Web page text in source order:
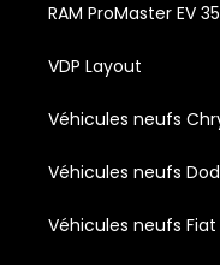
RAM ProMaster EV
VDP Layout
Véhicules neufs
Véhicules neufs
Véhicules neufs Fiat